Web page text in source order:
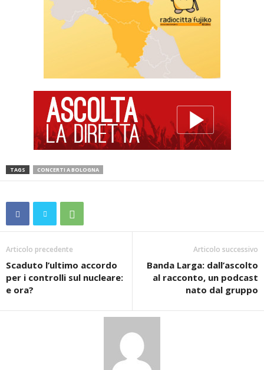
TAGS CONCERTI A BOLOGNA
Articolo precedente
Scaduto l’ultimo accordo
per i controlli sul nucleare:
e ora?
Articolo successivo
Banda Larga: dall’ascolto
al racconto, un podcast
nato dal gruppo